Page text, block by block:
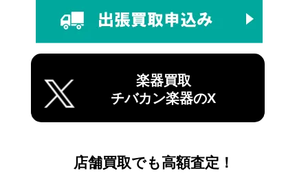
楽器買取
チバカン楽器のX
店舗買取でも高額査定！